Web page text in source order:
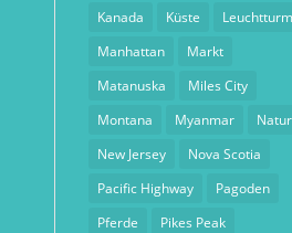
Kanada
Küste
Leuchtturm
Manhattan
Markt
Matanuska
Miles City
Montana
Myanmar
Natur
New Jersey
Nova Scotia
Pacific Highway
Pagoden
Pferde
Pikes Peak